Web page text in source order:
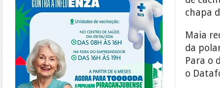
chapa
Maia
da
Para o
o